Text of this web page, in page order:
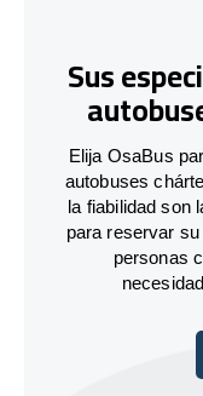
Sus
Elija OsaBus
autobuses
la fiabilidad son
para reservar
personas